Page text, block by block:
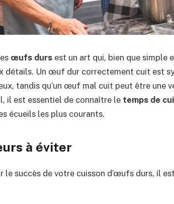
œufs durs est un art qui, bien que simple
détails. Un œuf dur correctement cuit est
tandis qu’un œuf mal cuit peut être une
il est essentiel de connaître le temps de
écueils les plus courants.
à éviter
le succès de votre cuisson d’œufs durs, il